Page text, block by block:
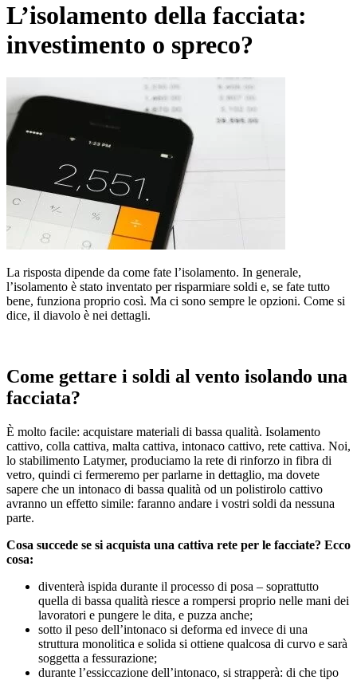
L’isolamento della facciata:
investimento o spreco?
La risposta dipende da come fate l’isolamento. In generale,
l’isolamento è stato inventato per risparmiare soldi e, se fate tutto
bene, funziona proprio così. Ma ci sono sempre le opzioni. Come si
dice, il diavolo è nei dettagli.
Come gettare i soldi al vento isolando una
facciata?
È molto facile: acquistare materiali di bassa qualità. Isolamento
cattivo, colla cattiva, malta cattiva, intonaco cattivo, rete cattiva. Noi,
lo stabilimento Latymer, produciamo la rete di rinforzo in fibra di
vetro, quindi ci fermeremo per parlarne in dettaglio, ma dovete
sapere che un intonaco di bassa qualità od un polistirolo cattivo
avranno un effetto simile: faranno andare i vostri soldi da nessuna
parte.
Cosa succede se si acquista una cattiva rete per le facciate? Ecco
cosa:
diventerà ispida durante il processo di posa – soprattutto
quella di bassa qualità riesce a rompersi proprio nelle mani dei
lavoratori e pungere le dita, e puzza anche;
sotto il peso dell’intonaco si deforma ed invece di una
struttura monolitica e solida si ottiene qualcosa di curvo e sarà
soggetta a fessurazione;
durante l’essiccazione dell’intonaco, si strapperà: di che tipo